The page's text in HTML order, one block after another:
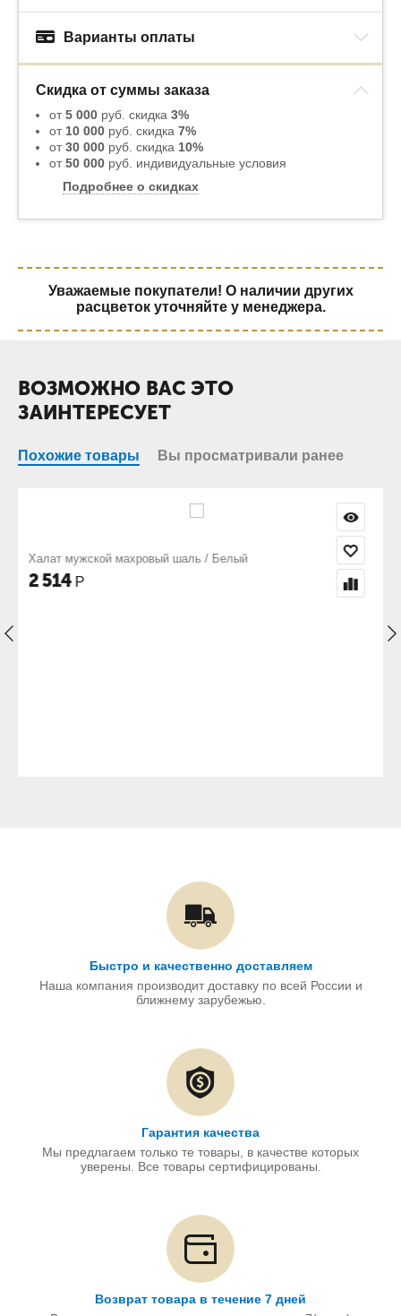
Варианты оплаты
Скидка от суммы заказа
от5 000 руб. скидка 3%
от 10 000 руб. скидка 7%
от30 000 руб. скидка 10%
от50 000 руб. индивидуальные условия
Подробнее о скидках
Уважаемые покупатели! О наличии других
расцветок уточняйте у менеджера.
ВОЗМОЖНО ВАС ЭТО
ЗАИНТЕРЕСУЕТ
Похожие товары Вы просматривали ранее
Белый Мужской халат махровый цветной
Быстро и качественно доставляем
Наша компания производит доставку по всей России и
ближнему зарубежью.
Гарантия качества
Мы предлагаем только те товары, в качестве которых
уверены. Все товары сертифицированы.
Возврат товара в течение 7 дней